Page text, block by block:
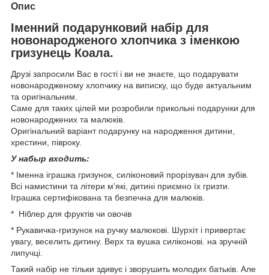
Опис
Іменний подарунковий набір для
новонародженого хлопчика з іменкою
гризунець Коала.
Друзі запросили Вас в гості і ви не знаєте, що подарувати
новонародженому хлопчику на виписку, що буде актуальним
та оригінальним.
Саме для таких цілей ми розробили прикольні подарунки для
новонароджених та малюків.
Оригінальний варіант подарунку на народження дитини,
хрестини, півроку.
У набыр входить:
* Іменна іграшка гризунок, силіконовий прорізувач для зубів.
Всі намистини та літери м'які, дитині приємно їх гризти.
Іграшка сертифікована та безпечна для малюків.
* Ніблер для фруктів чи овочів
* Рукавичка-гризунок на ручку малюкові. Шурхіт і привертає
увагу, веселить дитину. Верх та вушка силіконові. на зручній
липучці.
Такий набір не тільки здивує і зворушить молодих батьків. Але